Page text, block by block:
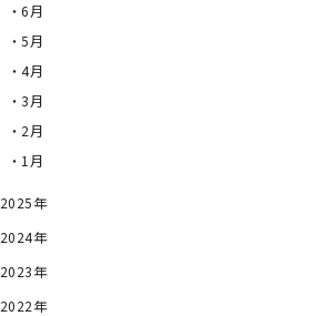
・6月
・5月
・4月
・3月
・2月
・1月
2025年
2024年
2023年
2022年